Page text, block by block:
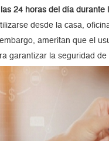
24 horas del día durante
desde la casa,
ameritan que el
garantizar la seguridad de